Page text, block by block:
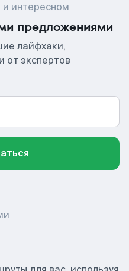
интересном
предложениями
лайфхаки,
от экспертов